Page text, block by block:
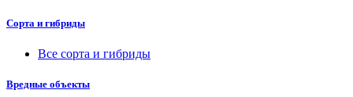
Сорта и гибриды
Все сорта и гибриды
Вредные объекты